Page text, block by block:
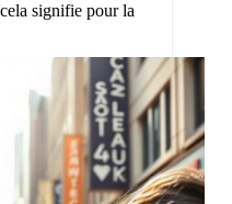
signifie pour la